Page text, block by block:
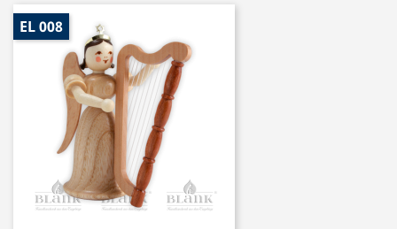
EL 008